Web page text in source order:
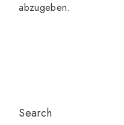
abzugeben.